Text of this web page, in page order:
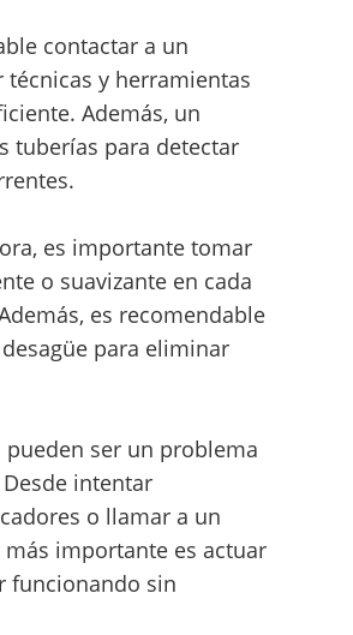
contactar a un
y herramientas
Además, un
tuberías para detectar
es importante tomar
o suavizante en cada
es recomendable
para eliminar
pueden ser un problema
intentar
o llamar a un
importante es actuar
funcionando sin